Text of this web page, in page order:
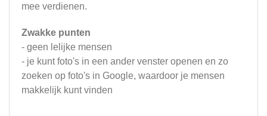
mee verdienen.
Zwakke punten
- geen lelijke mensen
- je kunt foto's in een ander venster openen en zo
zoeken op foto's in Google, waardoor je mensen
makkelijk kunt vinden